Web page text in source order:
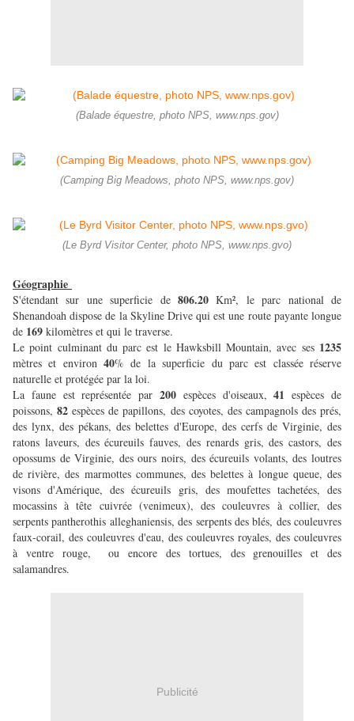
(Balade équestre, photo NPS, www.nps.gov)
(Camping Big Meadows, photo NPS, www.nps.gov)
(Le Byrd Visitor Center, photo NPS, www.nps.gvo)
Géographie
S'étendant sur une superficie de 806.20Km², le parc national de
Shenandoah dispose de la Skyline Drive qui est une route payante longue
de 169 kilomètres et qui le traverse.
Le point culminant du parc est le Hawksbill Mountain, avec ses 1235
mètres et environ40% de la superficie du parc est classée réserve
naturelle et protégée par la loi.
La faune est représentée par 200 espèces d'oiseaux,41espèces de
poissons,82espèces de papillons, des coyotes, des campagnols des prés,
des lynx, des pékans, des belettes d'Europe, des cerfs de Virginie, des
ratons laveurs, des écureuils fauves, des renards gris, des castors, des
opossums de Virginie, des ours noirs, des écureuils volants, des loutres
de rivière, des marmottes communes, des belettes à longue queue, des
visons d'Amérique, des écureuils gris, des moufettes tachetées, des
mocassins à tête cuivrée (venimeux), des couleuvres à collier, des
serpents pantherothis alleghaniensis, des serpents des blés, des couleuvres
faux-corail, des couleuvres d'eau, des couleuvres royales, des couleuvres
à ventre rouge, ou encore des tortues, des grenouilles et des
salamandres.
Publicité